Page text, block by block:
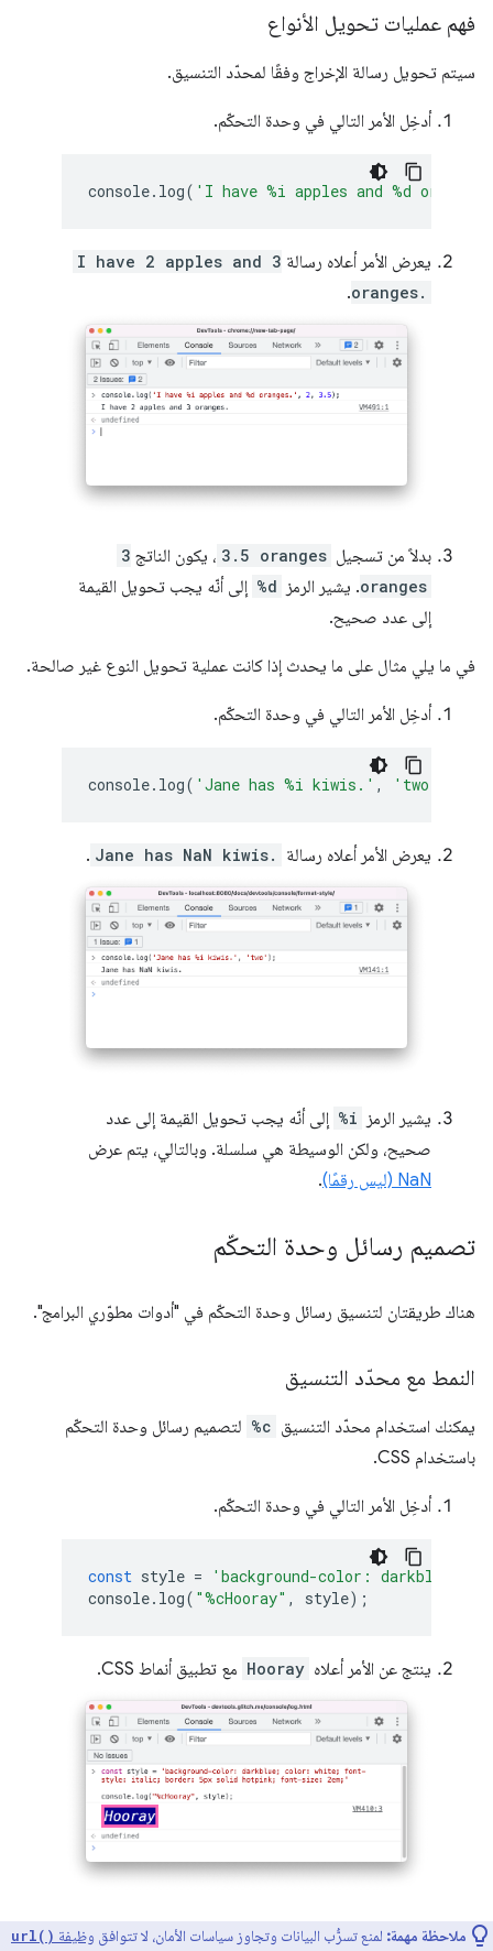
فهم عمليات تحويل الأنواع
سيتم تحويل رسالة الإخراج وفقًا لمحدّد التنسيق.
أدخِل الأمر التالي في وحدة التحكّم.
console. log( 'I have %i apples and %d
يعرض الأمر أعلاه رسالة I have 2 apples and 3
oranges.
.
بدلاً من تسجيل 3.5 oranges ، يكون الناتج 3
oranges. يشير الرمز %d إلى أنّه يجب تحويل القيمة
إلى عدد صحيح.
في ما يلي مثال على ما يحدث إذا كانت عملية تحويل النوع غير صالحة.
أدخِل الأمر التالي في وحدة التحكّم.
console. log( 'Jane has %i kiwis.' , 'two'
يعرض الأمر أعلاه رسالة Jane has NaN kiwis.
.
يشير الرمز %i إلى أنّه يجب تحويل القيمة إلى عدد
صحيح، ولكن الوسيطة هي سلسلة. وبالتالي، يتم عرض
NaN (ليس رقمًا)
.
تصميم رسائل وحدة التحكّم
هناك طريقتان لتنسيق رسائل وحدة التحكّم في "أدوات مطوّري البرامج".
النمط مع محدّد التنسيق
يمكنك استخدام محدّد التنسيق %c لتصميم رسائل وحدة التحكّم
باستخدام CSS.
أدخِل الأمر التالي في وحدة التحكّم.
const style =
'background-color:
console. log( "%cHooray" , style);
ينتج عن الأمر أعلاه Hooray مع تطبيق أنماط CSS.
ملاحظة مهمة: لمنع تسرُّب البيانات وتجاوز سياسات الأمان، لا تتوافق وظيفة url()